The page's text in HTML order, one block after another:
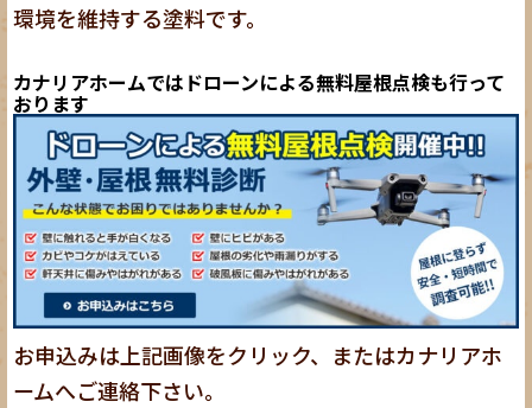
環境を維持する塗料です。
カナリアホームではドローンによる無料屋根点検も行って
おります
お申込みは上記画像をクリック、またはカナリアホ
ームへご連絡下さい。